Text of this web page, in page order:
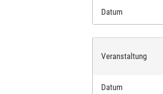
Datum
Veranstaltung
Datum